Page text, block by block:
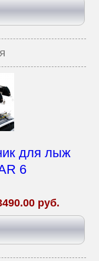
для лыж
6
руб.